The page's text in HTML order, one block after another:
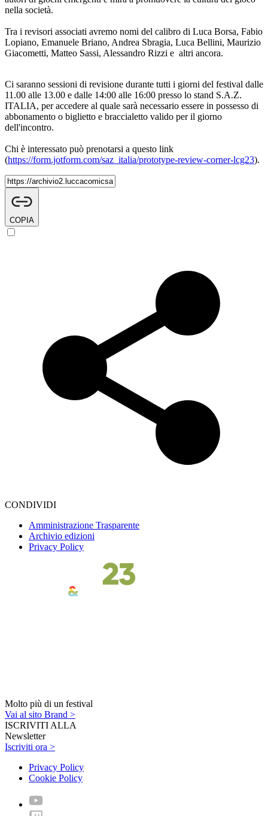
nella società.
Tra i revisori associati avremo nomi del calibro di Luca Borsa, Fabio
Lopiano, Emanuele Briano, Andrea Sbragia, Luca Bellini, Maurizio
Giacometti, Matteo Sassi, Alessandro Rizzi e altri ancora.
Ci saranno sessioni di revisione durante tutti i giorni del festival dalle
11.00 alle 13.00 e dalle 14:00 alle 16:00 presso lo stand S.A.Z.
ITALIA, per accedere al quale sarà necessario essere in possesso di
abbonamento o biglietto e braccialetto valido per il giorno
dell'incontro.
Chi è interessato può prenotarsi a questo link
(https://form.jotform.com/saz_italia/prototype-review-corner-lcg23).
COPIA
CONDIVIDI
Amministrazione Trasparente
Archivio edizioni
Privacy Policy
Molto più di un festival
Vai al sito Brand >
ISCRIVITI ALLA
Newsletter
Iscriviti ora >
Privacy Policy
Cookie Policy